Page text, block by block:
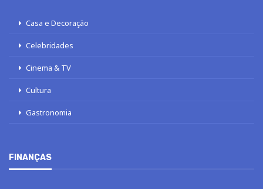
Casa e Decoração
Celebridades
Cinema & TV
Cultura
Gastronomia
FINANÇAS